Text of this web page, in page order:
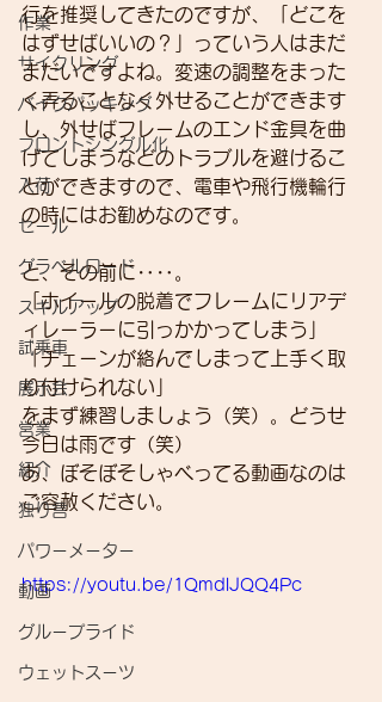
作業
サイクリング
バイクパッキング
フロントシングル化
入荷
セール
グラベルロード
スキルアップ
試乗車
展示会
営業
紹介
独り言
パワーメーター
動画
グループライド
ウェットスーツ
行を推奨してきたのですが、「どこを
はずせばいいの？」っていう人はまだ
まだいですよね。変速の調整をまった
く弄ることなく外せることができます
し、外せばフレームのエンド金具を曲
げてしまうなどのトラブルを避けるこ
とができますので、電車や飛行機輪行
の時にはお勧めなのです。
と、その前に‥‥。
「ホイールの脱着でフレームにリアデ
ィレーラーに引っかかってしまう」
「チェーンが絡んでしまって上手く取
り付けられない」
をまず練習しましょう（笑）。どうせ
今日は雨です（笑）
あ、ぼそぼそしゃべってる動画なのは
ご容赦ください。
https://youtu.be/1QmdlJQQ4Pc